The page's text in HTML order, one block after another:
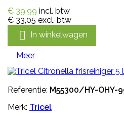
€ 39,99 incl. btw
€ 33,05 excl. btw
 In winkelwagen
Meer
Referentie: M55300/HY-OHY-
Merk: Tricel